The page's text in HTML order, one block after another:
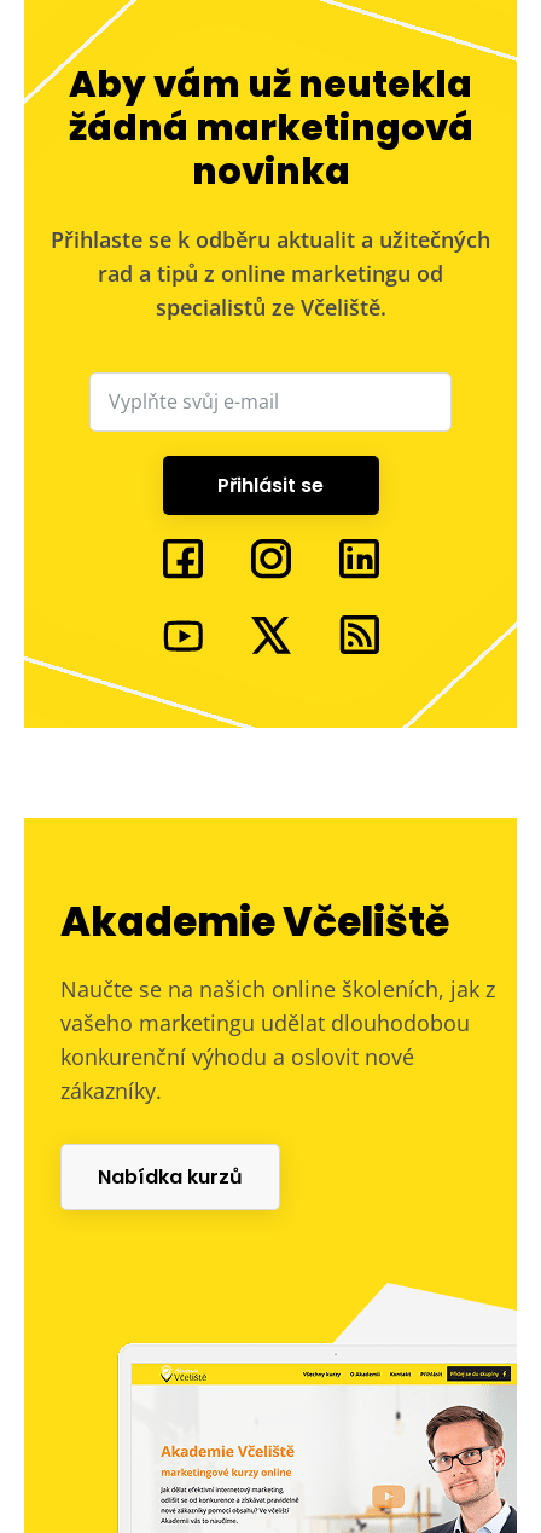
Aby vám už neutekla
žádná marketingová
novinka
Přihlaste se k odběru aktualit a užitečných
rad a tipů z online marketingu od
specialistů ze Včeliště.
Přihlásit se
Akademie Včeliště
Naučte se na našich online školeních, jak z
vašeho marketingu udělat dlouhodobou
konkurenční výhodu a oslovit nové
zákazníky.
Nabídka kurzů